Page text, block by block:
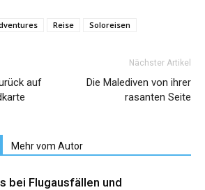
Reise Soloreisen
auf
Nächster Artikel
Die Malediven von ihrer
rasanten Seite
Mehr vom Autor
bei Flugausfällen und